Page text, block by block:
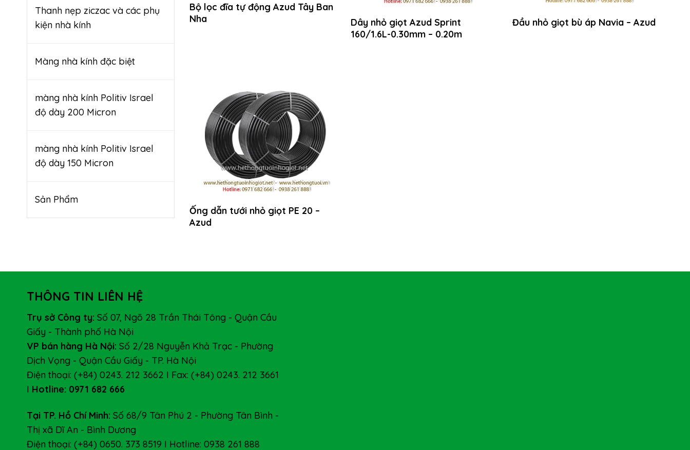
Thanh nẹp ziczac và các phụ
kiện nhà kính
Màng nhà kính đặc biệt
màng nhà kính Politiv Israel
độ dày 200 Micron
màng nhà kính Politiv Israel
độ dày 150 Micron
Sản Phẩm
Bộ lọc đĩa tự động Azud Tây Ban
Nha
Dây nhỏ giọt Azud Sprint
160/1.6L-0.30mm – 0.20m
Đầu nhỏ giọt bù áp Navia – Azud
Ống dẫn tưới nhỏ giọt PE 20 –
Azud
THÔNG TIN LIÊN HỆ
Trụ sở Công ty: Số 07, Ngõ 28 Trần Thái Tông - Quận Cầu
Giấy - Thành phố Hà Nội
VP bán hàng Hà Nội: Số 2/28 Nguyễn Khả Trạc - Phường
Dịch Vọng - Quận Cầu Giấy - TP. Hà Nội
Điện thoại: (+84) 0243. 212 3662 I Fax: (+84) 0243. 212 3661
I Hotline: 0971 682 666
Tại TP. Hồ Chí Minh: Số 68/9 Tân Phú 2 - Phường Tân Bình -
Thị xã Dĩ An - Bình Dương
Điện thoại: (+84) 0650. 373 8519 I Hotline: 0938 261 888